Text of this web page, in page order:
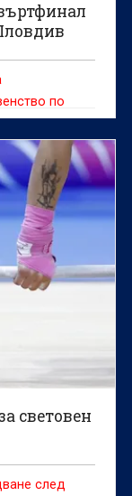
по
което се
световен
след